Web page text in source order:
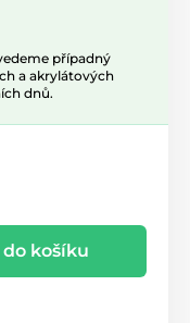
případný
a akrylátových
dnů.
košíku